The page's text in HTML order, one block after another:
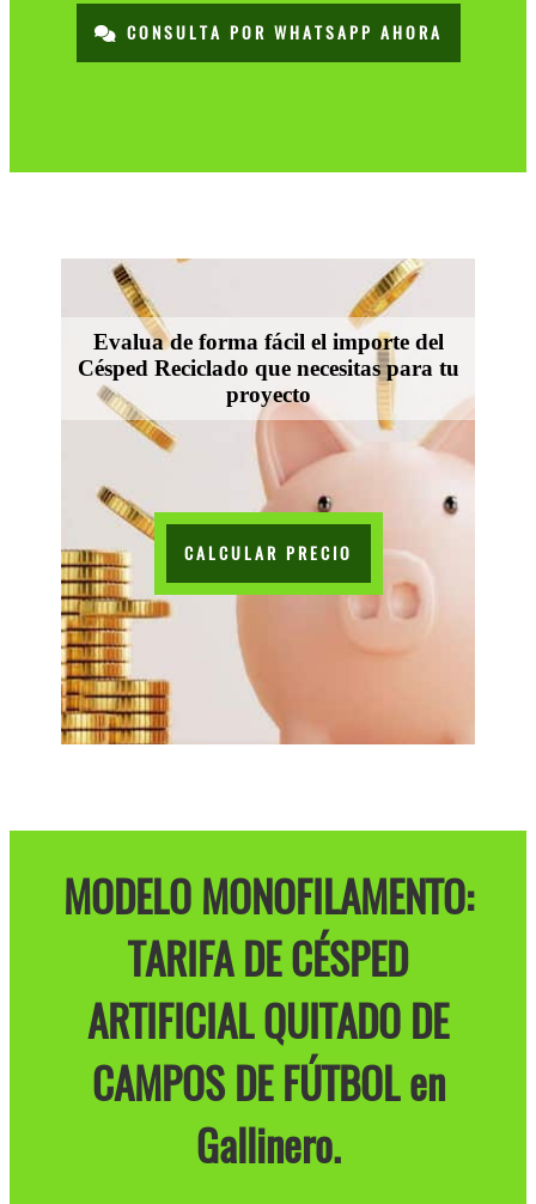
CONSULTA POR WHATSAPP AHORA
Evalua de forma fácil el importe del
Césped Reciclado que necesitas para tu
proyecto
CALCULAR PRECIO
MODELO MONOFILAMENTO:
TARIFA DE CÉSPED
ARTIFICIAL QUITADO DE
CAMPOS DE FÚTBOL en
Gallinero.